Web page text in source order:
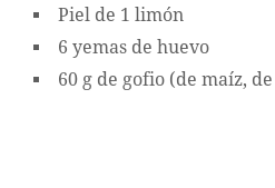
Piel de 1 limón
6 yemas de huevo
60 g de gofio (de maíz,